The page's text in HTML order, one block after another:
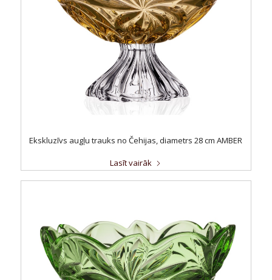
Ekskluzīvs augļu trauks no Čehijas, diametrs 28 cm AMBER
Lasīt vairāk